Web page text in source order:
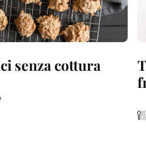
senza cottura